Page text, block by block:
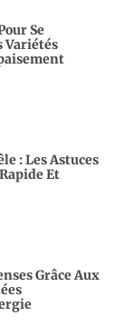
Se
Variétés
: Les Astuces
Et
Grâce Aux